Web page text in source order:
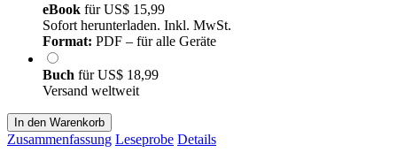
eBook fürUS$ 15,99
Sofort herunterladen. Inkl. MwSt.
Format: PDF – für alle Geräte
Buch fürUS$ 18,99
Versand weltweit
In den Warenkorb
Zusammenfassung Leseprobe Details